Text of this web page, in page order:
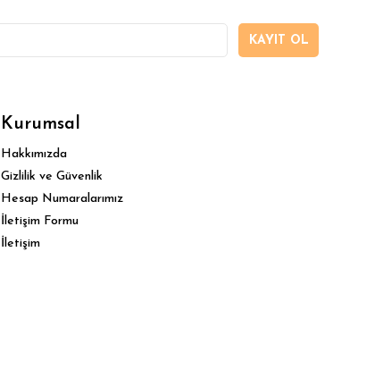
KAYIT OL
Kurumsal
Hakkımızda
Gizlilik ve Güvenlik
Hesap Numaralarımız
İletişim Formu
İletişim